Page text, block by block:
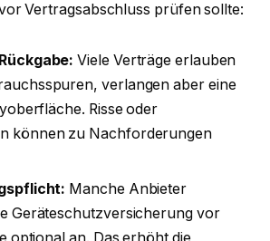
Vertragsabschluss prüfen sollte:
Viele Verträge erlauben
verlangen aber eine
Risse oder
können zu Nachforderungen
Manche Anbieter
Geräteschutzversicherung vor